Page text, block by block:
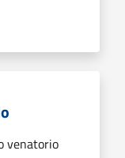
venatorio